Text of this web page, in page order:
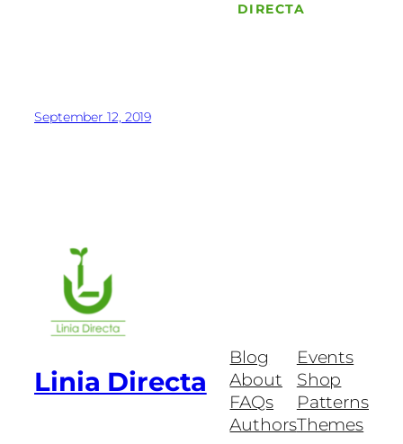
DIRECTA
September 12, 2019
Linia Directa
Blog
About
FAQs
Authors
Events
Shop
Patterns
Themes